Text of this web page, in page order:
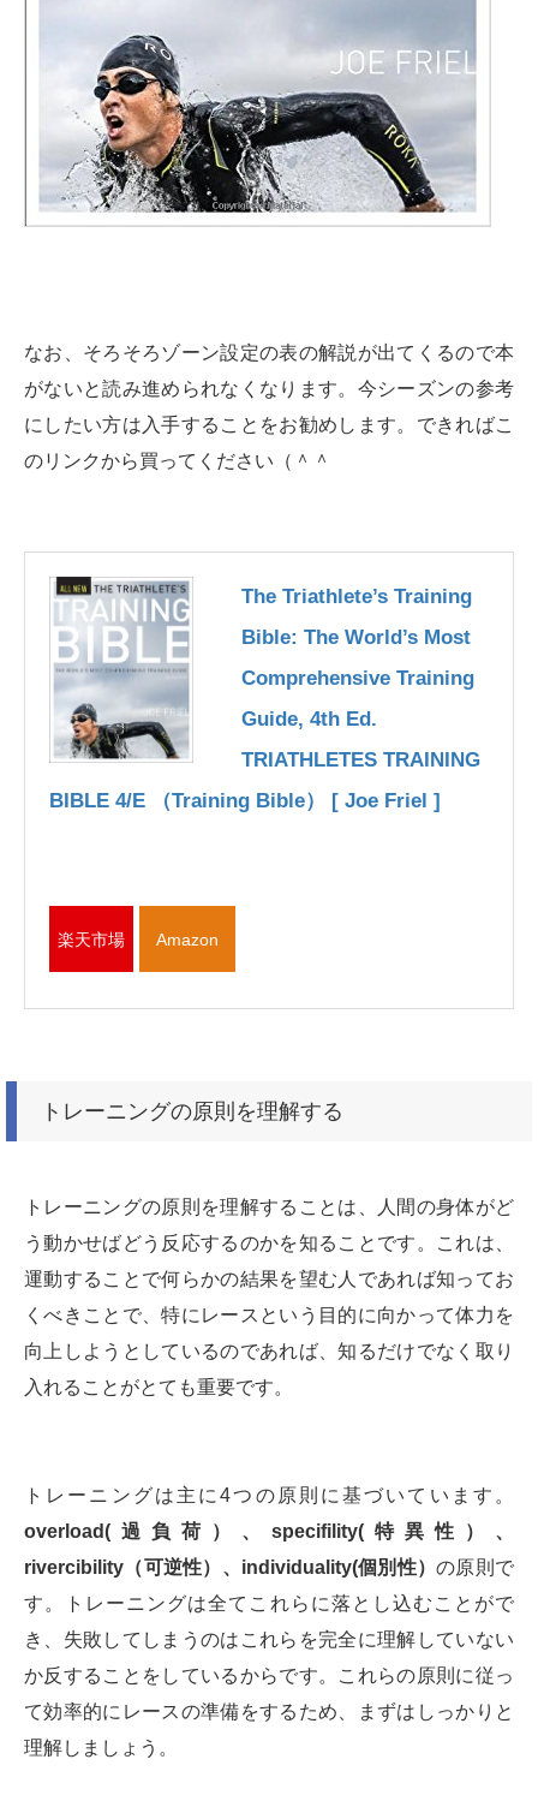
なお、そろそろゾーン設定の表の解説が出てくるので本
がないと読み進められなくなります。今シーズンの参考
にしたい方は入手することをお勧めします。できればこ
のリンクから買ってください（＾＾ゞ
The Triathlete’s Training
Bible: The World’s Most
Comprehensive Training
Guide, 4th Ed.
TRIATHLETES TRAINING
BIBLE 4/E （Training Bible） [ Joe Friel ]
楽天市場 Amazon
トレーニングの原則を理解する
トレーニングの原則を理解することは、人間の身体がど
う動かせばどう反応するのかを知ることです。これは、
運動することで何らかの結果を望む人であれば知ってお
くべきことで、特にレースという目的に向かって体力を
向上しようとしているのであれば、知るだけでなく取り
入れることがとても重要です。
トレーニングは主に4つの原則に基づいています。
overload(過負荷）、specifility(特異性）、
rivercibility（可逆性）、individuality(個別性）の原則で
す。トレーニングは全てこれらに落とし込むことがで
き、失敗してしまうのはこれらを完全に理解していない
か反することをしているからです。これらの原則に従っ
て効率的にレースの準備をするため、まずはしっかりと
理解しましょう。